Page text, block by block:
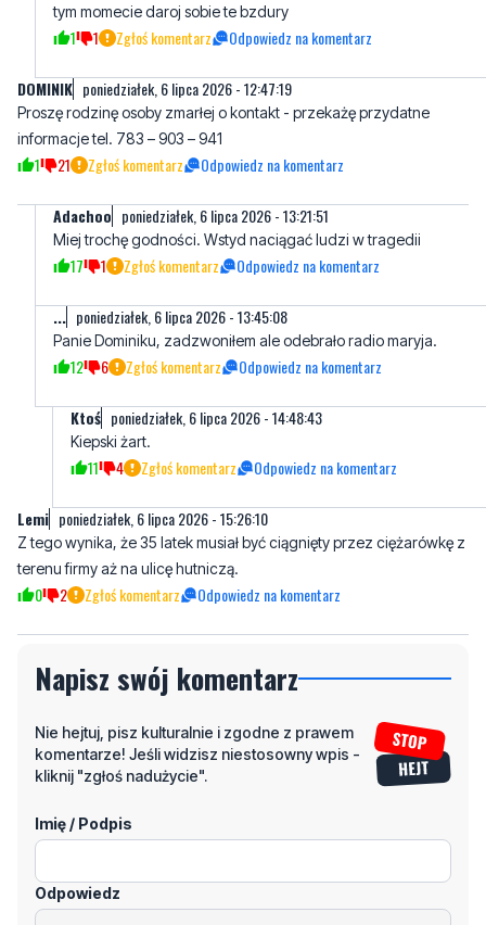
tym momecie daroj sobie te bzdury
1 1 Zgłoś komentarz Odpowiedz na komentarz
DOMINIK poniedziałek, 6 lipca 2026 - 12:47:19
Proszę rodzinę osoby zmarłej o kontakt - przekażę przydatne
informacje tel. 783 – 903 – 941
1 21 Zgłoś komentarz Odpowiedz na komentarz
Adachoo poniedziałek, 6 lipca 2026 - 13:21:51
Miej trochę godności. Wstyd naciągać ludzi w tragedii
17 1 Zgłoś komentarz Odpowiedz na komentarz
... poniedziałek, 6 lipca 2026 - 13:45:08
Panie Dominiku, zadzwoniłem ale odebrało radio maryja.
12 6 Zgłoś komentarz Odpowiedz na komentarz
Ktoś poniedziałek, 6 lipca 2026 - 14:48:43
Kiepski żart.
11 4 Zgłoś komentarz Odpowiedz na komentarz
Lemi poniedziałek, 6 lipca 2026 - 15:26:10
Z tego wynika, że 35 latek musiał być ciągnięty przez ciężarówkę z
terenu firmy aż na ulicę hutniczą.
0 2 Zgłoś komentarz Odpowiedz na komentarz
Napisz swój komentarz
Nie hejtuj, pisz kulturalnie i zgodne z prawem
komentarze! Jeśli widzisz niestosowny wpis -
kliknij "zgłoś nadużycie".
Imię / Podpis
Odpowiedz